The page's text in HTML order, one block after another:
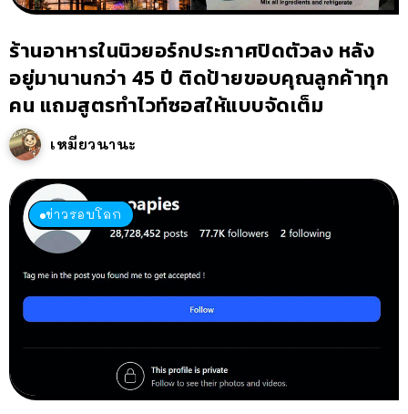
ร้านอาหารในนิวยอร์กประกาศปิดตัวลง หลัง
อยู่มานานกว่า 45 ปี ติดป้ายขอบคุณลูกค้าทุก
คน แถมสูตรทำไวท์ซอสให้แบบจัดเต็ม
เหมียวนานะ
ข่าวรอบโลก